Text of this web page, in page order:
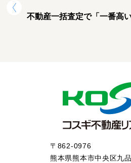
不動産一括査定で「一番高
〒862-0976
熊本県熊本市中央区九